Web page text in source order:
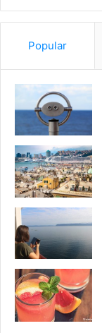
Popular